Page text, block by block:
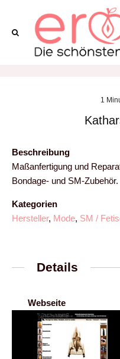
1
Beschreibung
Maßanfertigung und
Bondage- und SM-Zubehör.
Kategorien
Hersteller, Mode, SM /
Details
Webseite